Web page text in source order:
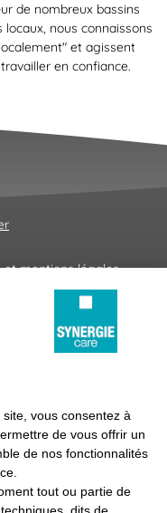
de nombreux bassins
locaux, nous connaissons
et agissent
en confiance.
et mentions légales
spécialisées dans